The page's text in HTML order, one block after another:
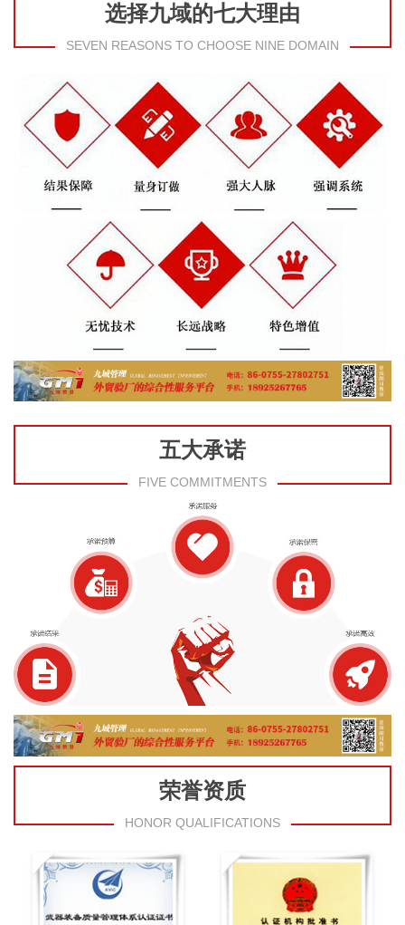
选择九域的七大理由
SEVEN REASONS TO CHOOSE NINE DOMAIN
五大承诺
FIVE COMMITMENTS
荣誉资质
HONOR QUALIFICATIONS